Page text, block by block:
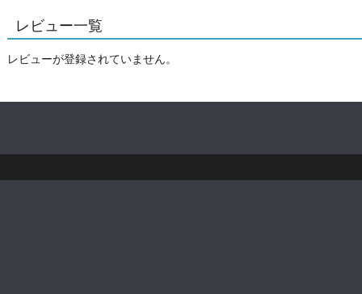
レビュー一覧
レビューが登録されていません。